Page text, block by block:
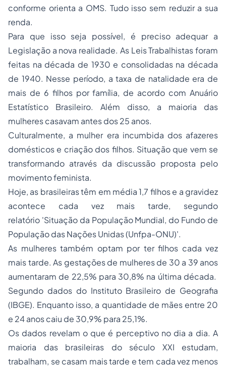
conforme orienta a OMS. Tudo isso sem reduzir a sua
renda.
Para que isso seja possível, é preciso adequar a
Legislação a nova realidade. As Leis Trabalhistas foram
feitas na década de 1930 e consolidadas na década
de 1940. Nesse período, a taxa de natalidade era de
mais de 6 filhos por família, de acordo com Anuário
Estatístico Brasileiro. Além disso, a maioria das
mulheres casavam antes dos 25 anos.
Culturalmente, a mulher era incumbida dos afazeres
domésticos e criação dos filhos. Situação que vem se
transformando através da discussão proposta pelo
movimento feminista.
Hoje, as brasileiras têm em média 1,7 filhos e a gravidez
acontece cada vez mais tarde, segundo
relatório 'Situação da População Mundial, do Fundo de
População das Nações Unidas (Unfpa-ONU)'.
As mulheres também optam por ter filhos cada vez
mais tarde. As gestações de mulheres de 30 a 39 anos
aumentaram de 22,5% para 30,8% na última década.
Segundo dados do Instituto Brasileiro de Geografia
(IBGE). Enquanto isso, a quantidade de mães entre 20
e 24 anos caiu de 30,9% para 25,1%.
Os dados revelam o que é perceptivo no dia a dia. A
maioria das brasileiras do século XXI estudam,
trabalham, se casam mais tarde e tem cada vez menos